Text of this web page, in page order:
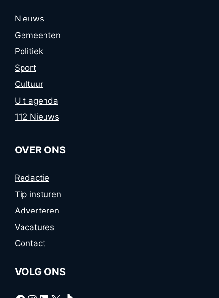
Nieuws
Gemeenten
Politiek
Sport
Cultuur
Uit agenda
112 Nieuws
OVER ONS
Redactie
Tip insturen
Adverteren
Vacatures
Contact
VOLG ONS